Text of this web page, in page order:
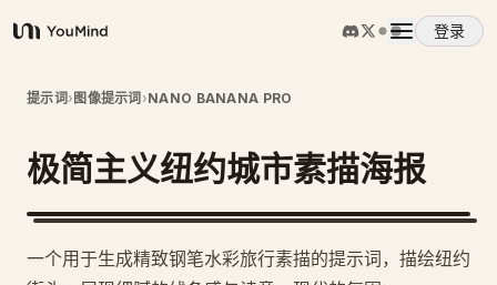
YouMind
登录
概览
使用案例
提示词› 图像提示词 ›NANO BANANA PRO
极简主义纽约城市素描海报
一个用于生成精致钢笔水彩旅行素描的提示词，描绘纽约